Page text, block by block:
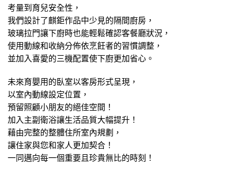
考量到育兒安全性，
我們設計了麒鉅作品中少見的隔間廚房，
玻璃拉門讓下廚時也能輕鬆確認客餐廳狀況，
使用動線和收納分佈依烹飪者的習慣調整，
並加入喜愛的三機配置使下廚更加省心。
未來育嬰用的臥室以客房形式呈現，
以室內動線設定位置，
預留照顧小朋友的絕佳空間！
加入主副衛浴讓生活品質大幅提升！
藉由完整的整體住所室內規劃，
讓住家與您和家人更加契合！
一同邁向每一個重要且珍貴無比的時刻！